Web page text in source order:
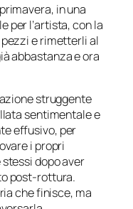
in una
per l’artista, con la
e rimetterli al
abbastanza e ora
struggente
sentimentale e
effusivo, per
i propri
dopo aver
post-rottura.
che finisce, ma